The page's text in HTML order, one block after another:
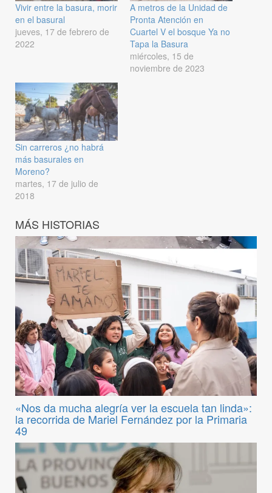
Vivir entre la basura, morir
en el basural
jueves, 17 de febrero de
2022
A metros de la Unidad de
Pronta Atención en
Cuartel V el bosque Ya no
Tapa la Basura
miércoles, 15 de
noviembre de 2023
Sin carreros ¿no habrá
más basurales en
Moreno?
martes, 17 de julio de
2018
MÁS HISTORIAS
«Nos da mucha alegría ver la escuela tan linda»:
la recorrida de Mariel Fernández por la Primaria
49